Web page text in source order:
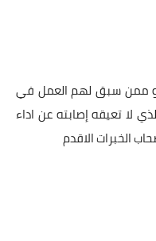
ممن سبق لهم العمل في
لا تعيقه إصابته عن اداء
الخبرات الاقدم